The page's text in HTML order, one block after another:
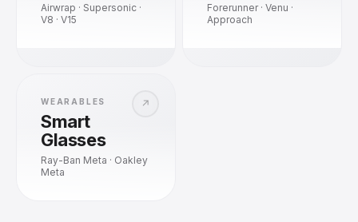
Airwrap · Supersonic ·
V8 · V15
Forerunner · Venu ·
Approach
↗
WEARABLES
Smart
Glasses
Ray-Ban Meta · Oakley
Meta